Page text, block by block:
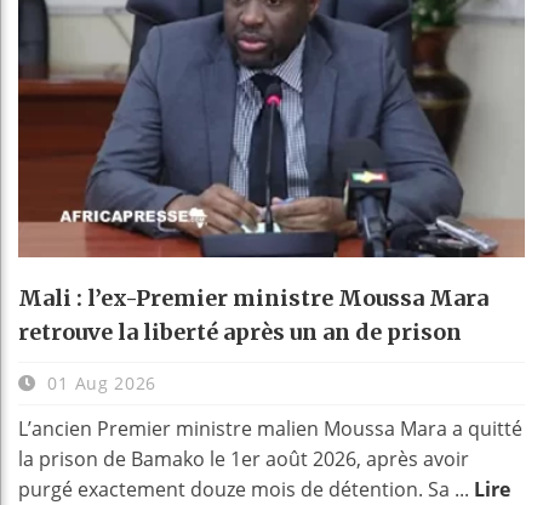
Mali : l’ex-Premier ministre Moussa Mara
retrouve la liberté après un an de prison
01 Aug 2026
L’ancien Premier ministre malien Moussa Mara a quitté
la prison de Bamako le 1er août 2026, après avoir
purgé exactement douze mois de détention. Sa ... Lire